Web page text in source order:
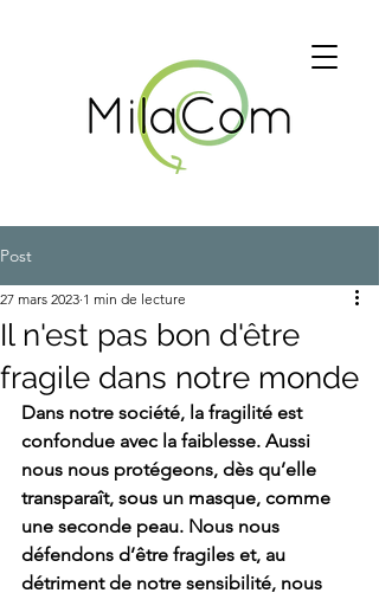
Post
Il n'est pas bon d'être
fragile dans notre monde
27 mars 2023 1 min de lecture
Dans notre société, la fragilité est
confondue avec la faiblesse. Aussi
nous nous protégeons, dès qu’elle
transparaît, sous un masque, comme
une seconde peau. Nous nous
défendons d’être fragiles et, au
détriment de notre sensibilité, nous